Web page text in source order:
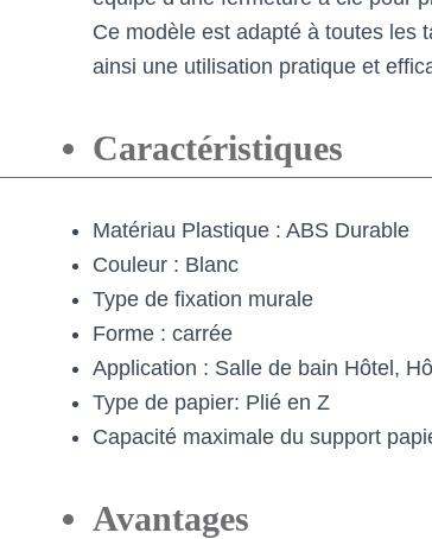
Ce modèle est adapté à toutes les
ainsi une utilisation pratique et
Caractéristiques
Matériau Plastique : ABS Durable
Couleur : Blanc
Type de fixation murale
Forme : carrée
Application : Salle de bain Hôtel,
Type de papier: Plié en Z
Capacité maximale du support
Avantages